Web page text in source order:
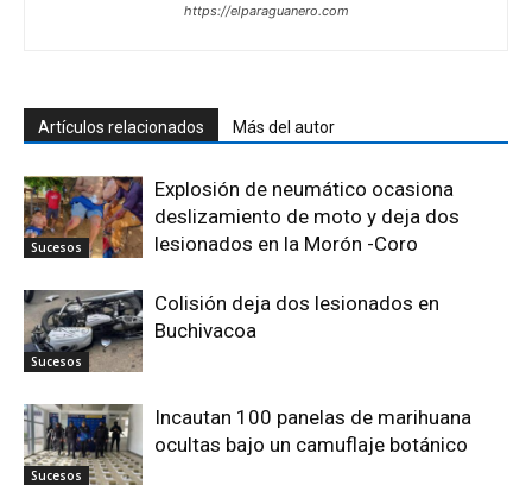
https://elparaguanero.com
Artículos relacionados Más del autor
Sucesos
Explosión de neumático ocasiona
deslizamiento de moto y deja dos
lesionados en la Morón -Coro
Sucesos
Colisión deja dos lesionados en
Buchivacoa
Sucesos
Incautan 100 panelas de marihuana
ocultas bajo un camuflaje botánico